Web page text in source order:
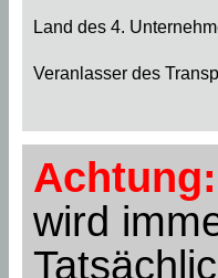
Land des 4.
Veranlasser des
Achtung:
wird